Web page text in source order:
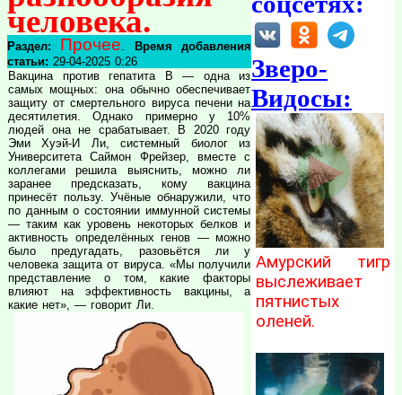
человека.
Раздел: Прочее.
Время добавления
статьи: 29-04-2025 0:26
Вакцина против гепатита B — одна из
самых мощных: она обычно обеспечивает
защиту от смертельного вируса печени на
десятилетия. Однако примерно у 10%
людей она не срабатывает. В 2020 году
Эми Хуэй-И Ли, системный биолог из
Университета Саймон Фрейзер, вместе с
коллегами решила выяснить, можно ли
заранее предсказать, кому вакцина
принесёт пользу. Учёные обнаружили, что
по данным о состоянии иммунной системы
— таким как уровень некоторых белков и
активность определённых генов — можно
было предугадать, разовьётся ли у
человека защита от вируса. «Мы получили
представление о том, какие факторы
влияют на эффективность вакцины, а
какие нет», — говорит Ли.
Зверо-
Видосы:
Амурский тигр
выслеживает
пятнистых
оленей.